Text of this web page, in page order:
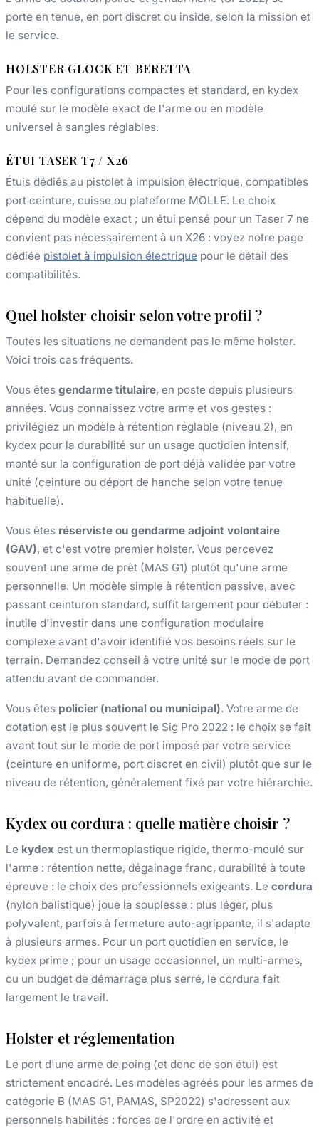
porte en tenue, en port discret ou inside, selon la mission et
le service.
HOLSTER GLOCK ET BERETTA
Pour les configurations compactes et standard, en kydex
moulé sur le modèle exact de l'arme ou en modèle
universel à sangles réglables.
ÉTUI TASER T7 / X26
Étuis dédiés au pistolet à impulsion électrique, compatibles
port ceinture, cuisse ou plateforme MOLLE. Le choix
dépend du modèle exact ; un étui pensé pour un Taser 7 ne
convient pas nécessairement à un X26 : voyez notre page
dédiée pistolet à impulsion électrique pour le détail des
compatibilités.
Quel holster choisir selon votre profil ?
Toutes les situations ne demandent pas le même holster.
Voici trois cas fréquents.
Vous êtes gendarme titulaire, en poste depuis plusieurs
années. Vous connaissez votre arme et vos gestes :
privilégiez un modèle à rétention réglable (niveau 2), en
kydex pour la durabilité sur un usage quotidien intensif,
monté sur la configuration de port déjà validée par votre
unité (ceinture ou déport de hanche selon votre tenue
habituelle).
Vous êtes réserviste ou gendarme adjoint volontaire
(GAV), et c'est votre premier holster. Vous percevez
souvent une arme de prêt (MAS G1) plutôt qu'une arme
personnelle. Un modèle simple à rétention passive, avec
passant ceinturon standard, suffit largement pour débuter :
inutile d'investir dans une configuration modulaire
complexe avant d'avoir identifié vos besoins réels sur le
terrain. Demandez conseil à votre unité sur le mode de port
attendu avant de commander.
Vous êtes policier (national ou municipal). Votre arme de
dotation est le plus souvent le Sig Pro 2022 : le choix se fait
avant tout sur le mode de port imposé par votre service
(ceinture en uniforme, port discret en civil) plutôt que sur le
niveau de rétention, généralement fixé par votre hiérarchie.
Kydex ou cordura : quelle matière choisir ?
Le kydex est un thermoplastique rigide, thermo-moulé sur
l'arme : rétention nette, dégainage franc, durabilité à toute
épreuve : le choix des professionnels exigeants. Le cordura
(nylon balistique) joue la souplesse : plus léger, plus
polyvalent, parfois à fermeture auto-agrippante, il s'adapte
à plusieurs armes. Pour un port quotidien en service, le
kydex prime ; pour un usage occasionnel, un multi-armes,
ou un budget de démarrage plus serré, le cordura fait
largement le travail.
Holster et réglementation
Le port d'une arme de poing (et donc de son étui) est
strictement encadré. Les modèles agréés pour les armes de
catégorie B (MAS G1, PAMAS, SP2022) s'adressent aux
personnels habilités : forces de l'ordre en activité et